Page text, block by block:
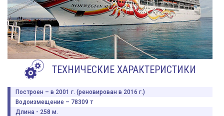
ТЕХНИЧЕСКИЕ ХАРАКТЕРИСТИКИ
Построен – в 2001 г. (реновирован в 2016 г.)
Водоизмещение – 78309 т
Длина - 258 м.